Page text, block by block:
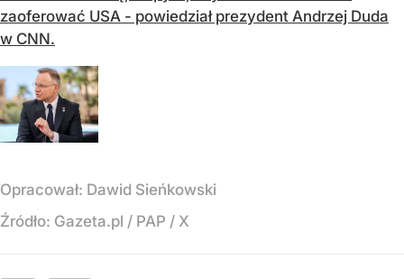
zaoferować USA - powiedział prezydent Andrzej Duda
w CNN.
Opracował: Dawid Sieńkowski
Źródło: Gazeta.pl / PAP / X